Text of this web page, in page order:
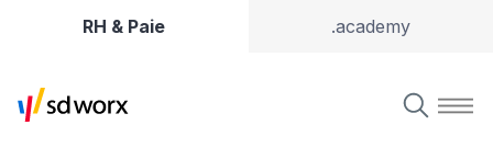
RH & Paie .academy